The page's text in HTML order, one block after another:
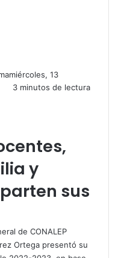
miércoles, 13
3 minutos de lectura
y
sus
de CONALEP
Ortega presentó su